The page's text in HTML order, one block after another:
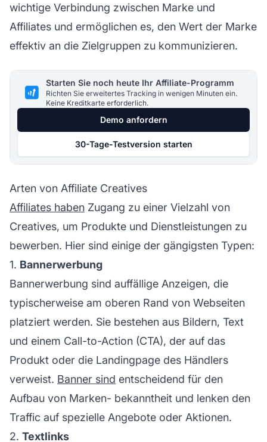
wichtige Verbindung zwischen Marke und
Affiliates und ermöglichen es, den Wert der Marke
effektiv an die Zielgruppen zu kommunizieren.
Starten Sie noch heute Ihr Affiliate-Programm
Richten Sie erweitertes Tracking in wenigen Minuten ein.
Keine Kreditkarte erforderlich.
Demo anfordern
30-Tage-Testversion starten
Arten von Affiliate Creatives
Affiliates haben Zugang zu einer Vielzahl von
Creatives, um Produkte und Dienstleistungen zu
bewerben. Hier sind einige der gängigsten Typen:
1. Bannerwerbung
Bannerwerbung sind auffällige Anzeigen, die
typischerweise am oberen Rand von Webseiten
platziert werden. Sie bestehen aus Bildern, Text
und einem Call-to-Action (CTA), der auf das
Produkt oder die Landingpage des Händlers
verweist. Banner sind entscheidend für den
Aufbau von Marken- bekanntheit und lenken den
Traffic auf spezielle Angebote oder Aktionen.
2. Textlinks